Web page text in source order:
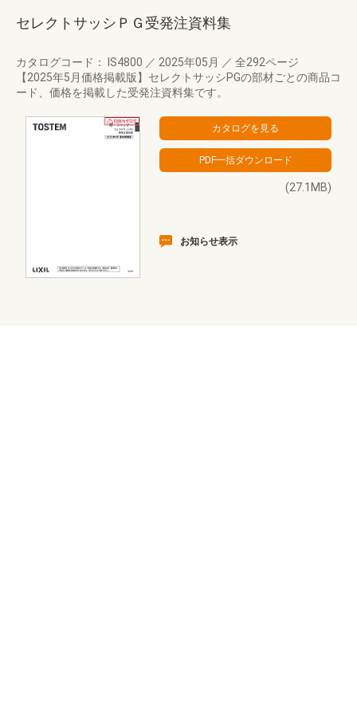
セレクトサッシＰＧ受発注資料集
カタログコード： IS4800 ／ 2025年05月 ／ 全292ページ
【2025年5月価格掲載版】セレクトサッシPGの部材ごとの商品コ
ード、価格を掲載した受発注資料集です。
(27.1MB)
お知らせ表示